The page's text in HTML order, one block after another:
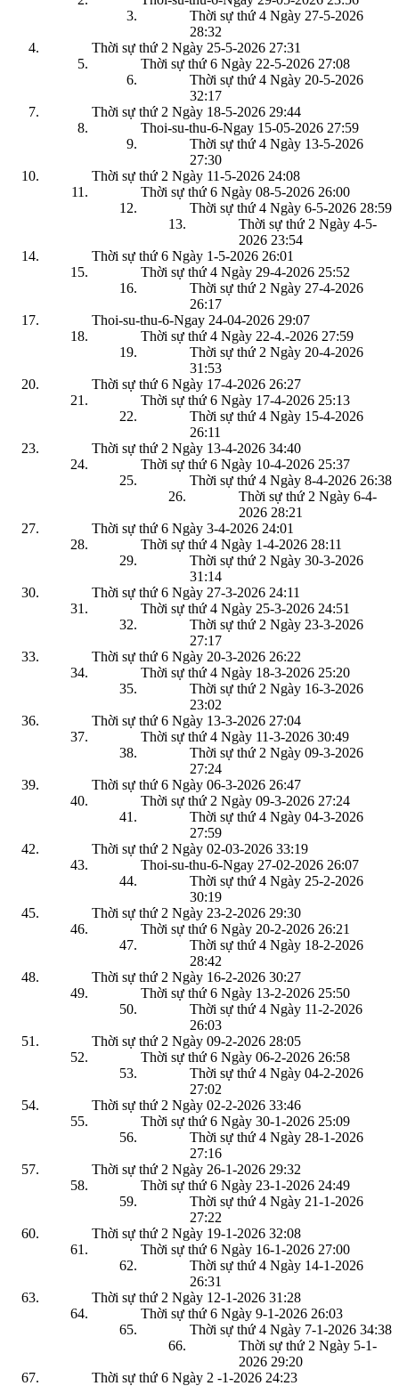
Thời sự thứ 4 Ngày 27-5-2026
28:32
Thời sự thứ 2 Ngày 25-5-2026 27:31
Thời sự thứ 6 Ngày 22-5-2026 27:08
Thời sự thứ 4 Ngày 20-5-2026
32:17
Thời sự thứ 2 Ngày 18-5-2026 29:44
Thoi-su-thu-6-Ngay 15-05-2026 27:59
Thời sự thứ 4 Ngày 13-5-2026
27:30
Thời sự thứ 2 Ngày 11-5-2026 24:08
Thời sự thứ 6 Ngày 08-5-2026 26:00
Thời sự thứ 4 Ngày 6-5-2026 28:59
Thời sự thứ 2 Ngày 4-5-
2026 23:54
Thời sự thứ 6 Ngày 1-5-2026 26:01
Thời sự thứ 4 Ngày 29-4-2026 25:52
Thời sự thứ 2 Ngày 27-4-2026
26:17
Thoi-su-thu-6-Ngay 24-04-2026 29:07
Thời sự thứ 4 Ngày 22-4.-2026 27:59
Thời sự thứ 2 Ngày 20-4-2026
31:53
Thời sự thứ 6 Ngày 17-4-2026 26:27
Thời sự thứ 6 Ngày 17-4-2026 25:13
Thời sự thứ 4 Ngày 15-4-2026
26:11
Thời sự thứ 2 Ngày 13-4-2026 34:40
Thời sự thứ 6 Ngày 10-4-2026 25:37
Thời sự thứ 4 Ngày 8-4-2026 26:38
Thời sự thứ 2 Ngày 6-4-
2026 28:21
Thời sự thứ 6 Ngày 3-4-2026 24:01
Thời sự thứ 4 Ngày 1-4-2026 28:11
Thời sự thứ 2 Ngày 30-3-2026
31:14
Thời sự thứ 6 Ngày 27-3-2026 24:11
Thời sự thứ 4 Ngày 25-3-2026 24:51
Thời sự thứ 2 Ngày 23-3-2026
27:17
Thời sự thứ 6 Ngày 20-3-2026 26:22
Thời sự thứ 4 Ngày 18-3-2026 25:20
Thời sự thứ 2 Ngày 16-3-2026
23:02
Thời sự thứ 6 Ngày 13-3-2026 27:04
Thời sự thứ 4 Ngày 11-3-2026 30:49
Thời sự thứ 2 Ngày 09-3-2026
27:24
Thời sự thứ 6 Ngày 06-3-2026 26:47
Thời sự thứ 2 Ngày 09-3-2026 27:24
Thời sự thứ 4 Ngày 04-3-2026
27:59
Thời sự thứ 2 Ngày 02-03-2026 33:19
Thoi-su-thu-6-Ngay 27-02-2026 26:07
Thời sự thứ 4 Ngày 25-2-2026
30:19
Thời sự thứ 2 Ngày 23-2-2026 29:30
Thời sự thứ 6 Ngày 20-2-2026 26:21
Thời sự thứ 4 Ngày 18-2-2026
28:42
Thời sự thứ 2 Ngày 16-2-2026 30:27
Thời sự thứ 6 Ngày 13-2-2026 25:50
Thời sự thứ 4 Ngày 11-2-2026
26:03
Thời sự thứ 2 Ngày 09-2-2026 28:05
Thời sự thứ 6 Ngày 06-2-2026 26:58
Thời sự thứ 4 Ngày 04-2-2026
27:02
Thời sự thứ 2 Ngày 02-2-2026 33:46
Thời sự thứ 6 Ngày 30-1-2026 25:09
Thời sự thứ 4 Ngày 28-1-2026
27:16
Thời sự thứ 2 Ngày 26-1-2026 29:32
Thời sự thứ 6 Ngày 23-1-2026 24:49
Thời sự thứ 4 Ngày 21-1-2026
27:22
Thời sự thứ 2 Ngày 19-1-2026 32:08
Thời sự thứ 6 Ngày 16-1-2026 27:00
Thời sự thứ 4 Ngày 14-1-2026
26:31
Thời sự thứ 2 Ngày 12-1-2026 31:28
Thời sự thứ 6 Ngày 9-1-2026 26:03
Thời sự thứ 4 Ngày 7-1-2026 34:38
Thời sự thứ 2 Ngày 5-1-
2026 29:20
Thời sự thứ 6 Ngày 2 -1-2026 24:23